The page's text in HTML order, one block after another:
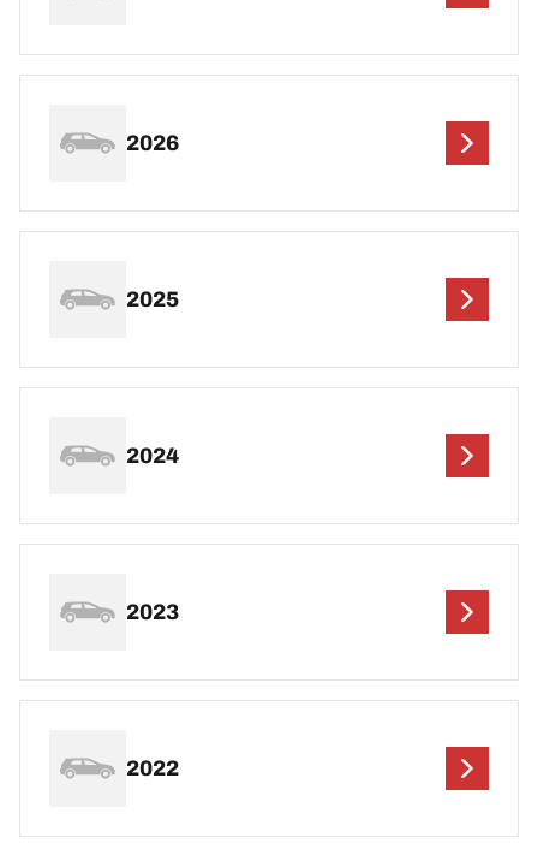
2026
2025
2024
2023
2022